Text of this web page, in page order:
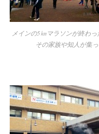
メインの5㎞マラソンが終わ
その家族や知人が集っ